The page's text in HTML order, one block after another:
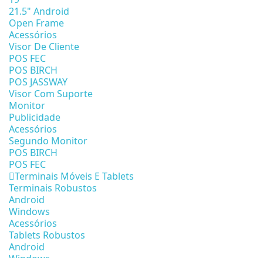
21.5" Android
Open Frame
Acessórios
Visor De Cliente
POS FEC
POS BIRCH
POS JASSWAY
Visor Com Suporte
Monitor
Publicidade
Acessórios
Segundo Monitor
POS BIRCH
POS FEC
Terminais Móveis E Tablets
Terminais Robustos
Android
Windows
Acessórios
Tablets Robustos
Android